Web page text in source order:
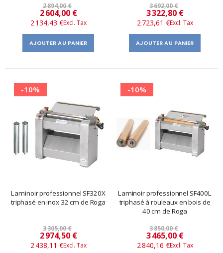
2 894,00 €
Prix
​​
spécial
2 604,00 €
2 134,43 €
AJOUTER AU PANIER
3 692,00 €
Prix
​​
spécial
3 322,80 €
2 723,61 €
AJOUTER AU PANIER
-10%
Laminoir professionnel SF320X
triphasé en inox 32 cm de Roga
3 305,00 €
Prix
​​
spécial
2 974,50 €
2 438,11 €
-10%
Laminoir professionnel SF400L
triphasé à rouleaux en bois de
40 cm de Roga
3 850,00 €
Prix
​​
spécial
3 465,00 €
2 840,16 €